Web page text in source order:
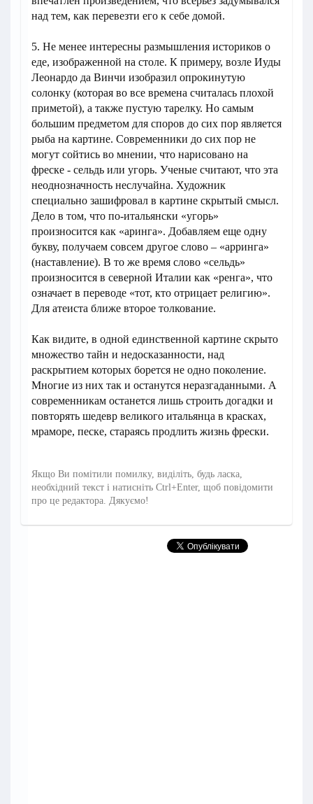
над тем, как перевезти его к себе домой.
5. Не менее интересны размышления историков о
еде, изображенной на столе. К примеру, возле Иуды
Леонардо да Винчи изобразил опрокинутую
солонку (которая во все времена считалась плохой
приметой), а также пустую тарелку. Но самым
большим предметом для споров до сих пор является
рыба на картине. Современники до сих пор не
могут сойтись во мнении, что нарисовано на
фреске - сельдь или угорь. Ученые считают, что эта
неоднозначность неслучайна. Художник
специально зашифровал в картине скрытый смысл.
Дело в том, что по-итальянски «угорь»
произносится как «аринга». Добавляем еще одну
букву, получаем совсем другое слово – «арринга»
(наставление). В то же время слово «сельдь»
произносится в северной Италии как «ренга», что
означает в переводе «тот, кто отрицает религию».
Для атеиста ближе второе толкование.
Как видите, в одной единственной картине скрыто
множество тайн и недосказанности, над
раскрытием которых борется не одно поколение.
Многие из них так и останутся неразгаданными. А
современникам останется лишь строить догадки и
повторять шедевр великого итальянца в красках,
мраморе, песке, стараясь продлить жизнь фрески.
Якщо Ви помітили помилку, виділіть, будь ласка,
необхідний текст і натисніть Ctrl+Enter, щоб повідомити
про це редактора. Дякуємо!